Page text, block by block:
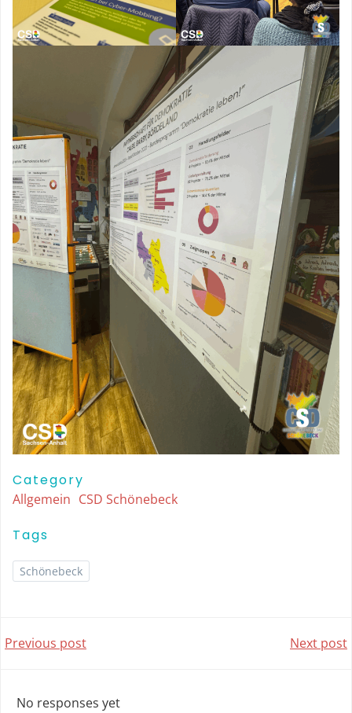
Category
Allgemein CSD Schönebeck
Tags
Schönebeck
Post
navigation
Previous post Next post
No responses yet